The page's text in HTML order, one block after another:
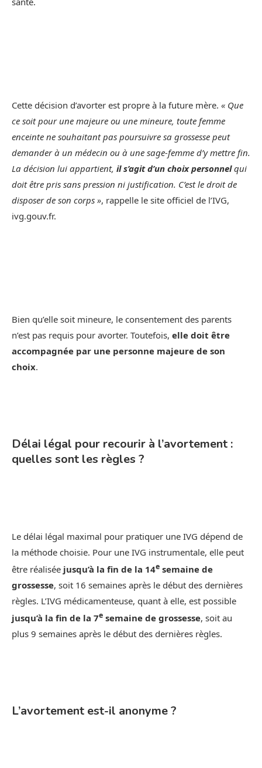
Cette décision d’avorter est propre à la future mère. « Que
ce soit pour une majeure ou une mineure, toute femme
enceinte ne souhaitant pas poursuivre sa grossesse peut
demander à un médecin ou à une sage-femme d’y mettre fin.
La décision lui appartient, il s’agit d’un choix personnelqui
doit être pris sans pression ni justification. C’est le droit de
disposer de son corps », rappelle le site officiel de l’IVG,
ivg.gouv.fr.
Bien qu’elle soit mineure, le consentement des parents
n’est pas requis pour avorter. Toutefois, elle doit être
accompagnée par une personne majeure de son
choix.
Délai légal pour recourir à l’avortement :
quelles sont les règles ?
Le délai légal maximal pour pratiquer une IVG dépend de
la méthode choisie. Pour une IVG instrumentale, elle peut
être réalisée jusqu’à la fin de la 14e semaine de
grossesse, soit 16 semaines après le début des dernières
règles. L’IVG médicamenteuse, quant à elle, est possible
jusqu’à la fin de la 7e semaine de grossesse, soit au
plus 9 semaines après le début des dernières règles.
L’avortement est-il anonyme ?